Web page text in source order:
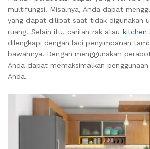
multifungsi. Misalnya, Anda dapat
yang dapat dilipat saat tidak digunakan
ruang. Selain itu, carilah rak atau kitchen
dilengkapi dengan laci penyimpanan
bawahnya. Dengan menggunakan
Anda dapat memaksimalkan
Anda.